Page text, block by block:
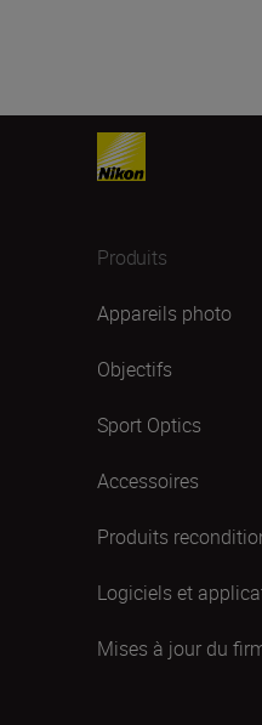
Produits
Appareils photo
Objectifs
Sport Optics
Accessoires
Produits
Logiciels et
Mises à jour du